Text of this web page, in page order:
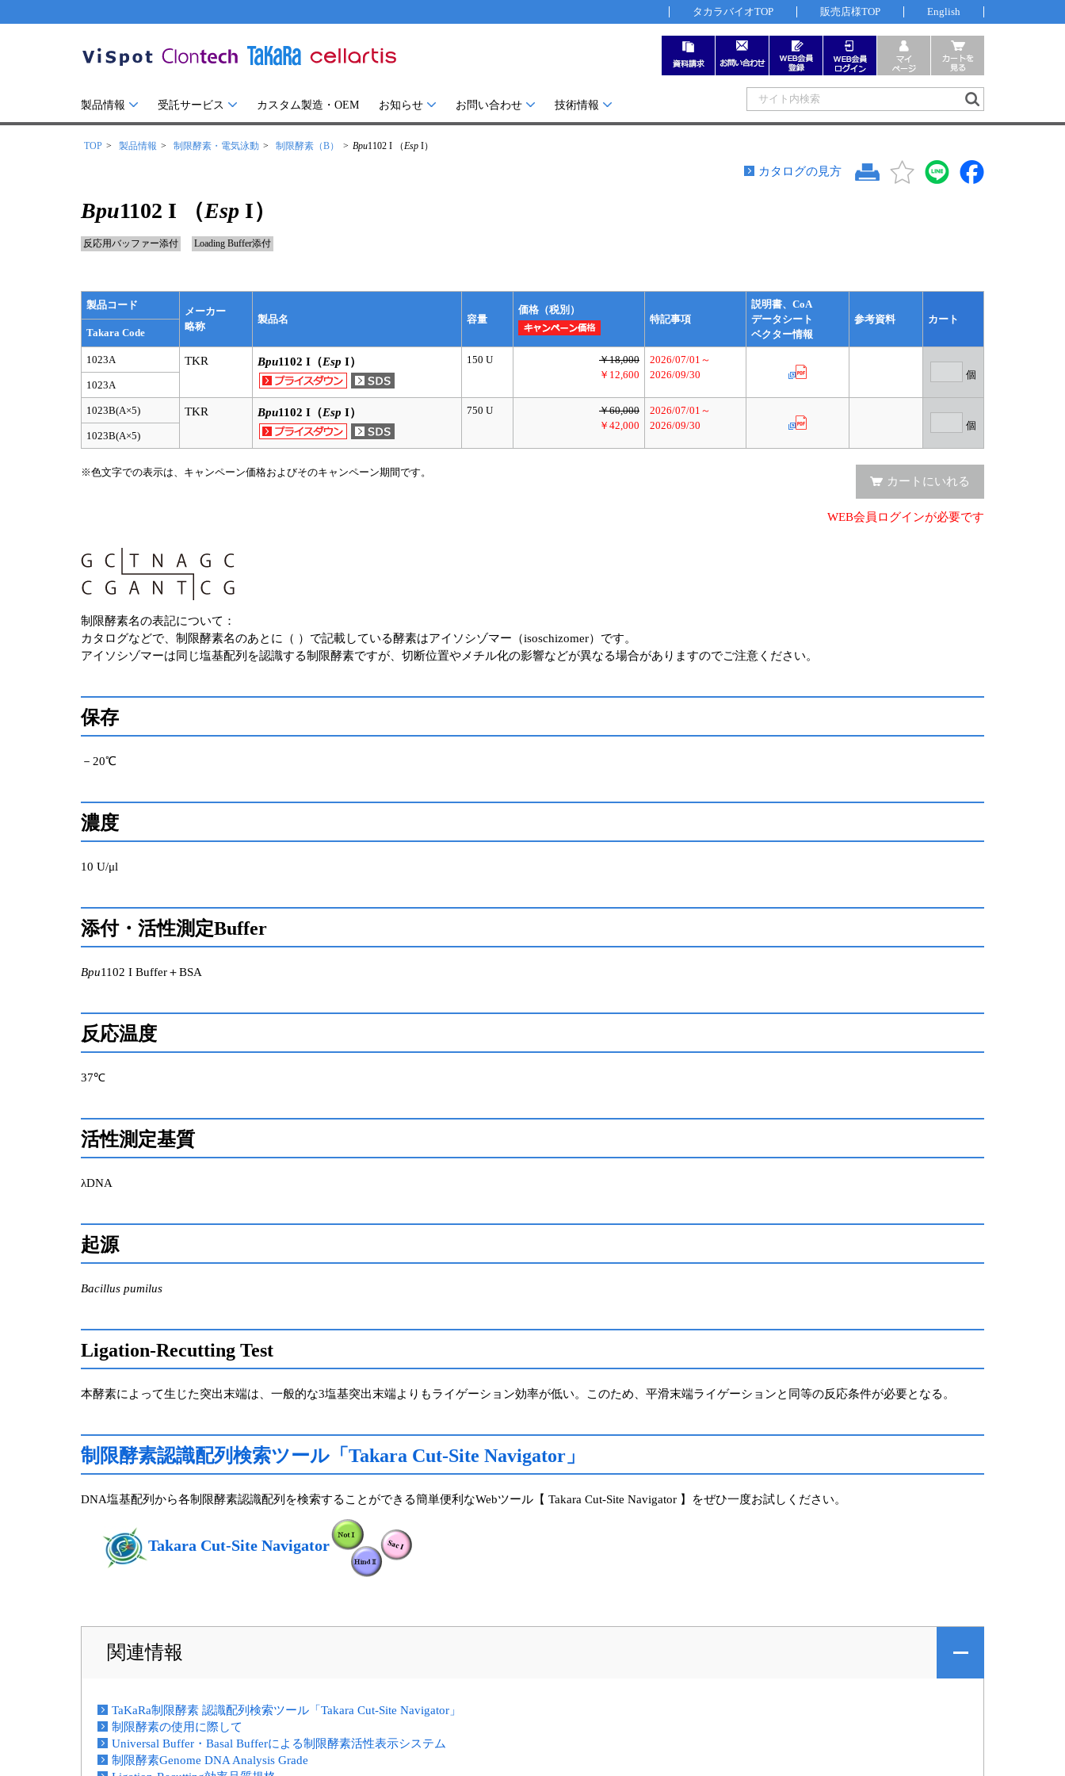
タカラバイオTOP 販売店様TOP English
製品情報 受託サービス カスタム製造・OEM お知らせ お問い合わせ 技術情報
TOP 製品情報 制限酵素・電気泳動 制限酵素（B） Bpu1102 I （Esp I）
カタログの見方
Bpu1102 I （Esp I）
反応用バッファー添付 Loading Buffer添付
製品コード
メーカー
略称
製品名 容量
価格（税別）
特記事項
説明書、CoA
データシート
ベクター情報
参考資料
カート
Takara Code
1023A TKR Bpu1102 I（Esp I） 150 U
￥18,000
￥12,600
2026/07/01～
2026/09/30
個
1023A
1023B(A×5) TKR Bpu1102 I（Esp I） 750 U
￥60,000
￥42,000
2026/07/01～
2026/09/30
個
1023B(A×5)
※色文字での表示は、キャンペーン価格およびそのキャンペーン期間です。
カートにいれる
WEB会員ログインが必要です
制限酵素名の表記について：
カタログなどで、制限酵素名のあとに（ ）で記載している酵素はアイソシゾマー（isoschizomer）です。
アイソシゾマーは同じ塩基配列を認識する制限酵素ですが、切断位置やメチル化の影響などが異なる場合がありますのでご注意ください。
保存
－20℃
濃度
10 U/μl
添付・活性測定Buffer
Bpu1102 I Buffer＋BSA
反応温度
37℃
活性測定基質
λDNA
起源
Bacillus pumilus
Ligation-Recutting Test
本酵素によって生じた突出末端は、一般的な3塩基突出末端よりもライゲーション効率が低い。このため、平滑末端ライゲーションと同等の反応条件が必要となる。
制限酵素認識配列検索ツール「Takara Cut-Site Navigator」
DNA塩基配列から各制限酵素認識配列を検索することができる簡単便利なWebツール【 Takara Cut-Site Navigator 】をぜひ一度お試しください。
Takara Cut-Site Navigator
関連情報
TaKaRa制限酵素 認識配列検索ツール「Takara Cut-Site Navigator」
制限酵素の使用に際して
Universal Buffer・Basal Bufferによる制限酵素活性表示システム
制限酵素Genome DNA Analysis Grade